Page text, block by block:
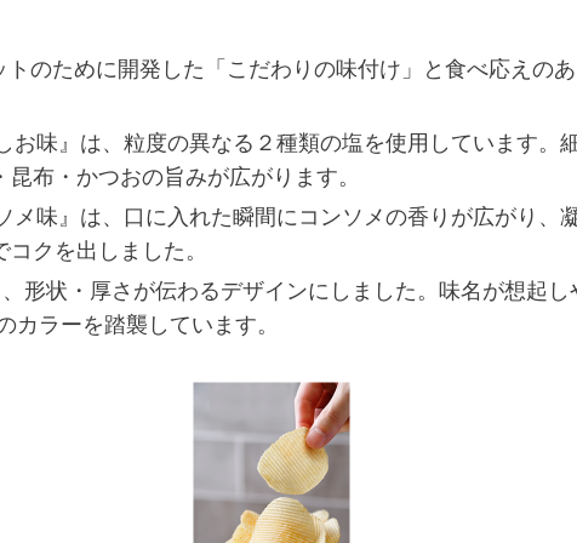
のために開発した「こだわりの味付け」と食べ応えの
味』は、粒度の異なる２種類の塩を使用しています。
布・かつおの旨みが広がります。
味』は、口に入れた瞬間にコンソメの香りが広がり、
クを出しました。
形状・厚さが伝わるデザインにしました。味名が想起
ラーを踏襲しています。